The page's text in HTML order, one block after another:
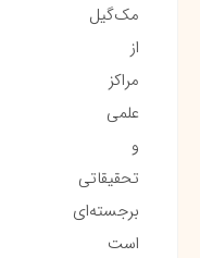
مک‌گیل
از
مراکز
علمی
و
تحقیقاتی
برجسته‌ای
است